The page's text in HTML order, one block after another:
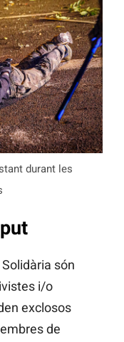
durant les
són
i/o
exclosos
de